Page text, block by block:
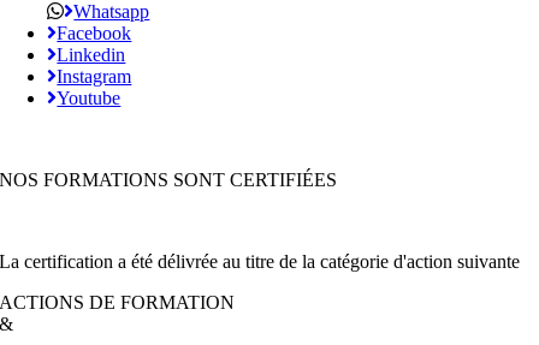
Whatsapp
Facebook
Linkedin
Instagram
Youtube
NOS FORMATIONS SONT CERTIFIÉES
La certification a été délivrée au titre de la catégorie d'action suivante
ACTIONS DE FORMATION
&